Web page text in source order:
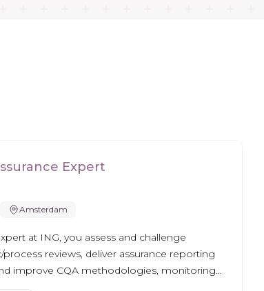
Expert
Amsterdam
at ING, you assess and challenge
reviews, deliver assurance reporting
improve CQA methodologies, monitoring...